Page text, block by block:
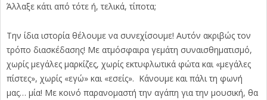
Άλλαξε κάτι από τότε ή, τελικά, τίποτα;
Την ίδια ιστορία θέλουμε να συνεχίσουμε! Αυτόν ακριβώς τον
τρόπο διασκέδασης! Με ατμόσφαιρα γεμάτη συναισθηματισμό,
χωρίς μεγάλες μαρκίζες, χωρίς εκτυφλωτικά φώτα και «μεγάλες
πίστες», χωρίς «εγώ» και «εσείς». Κάνουμε και πάλι τη φωνή
μας… μία! Με κοινό παρανομαστή την αγάπη για την μουσική, θα